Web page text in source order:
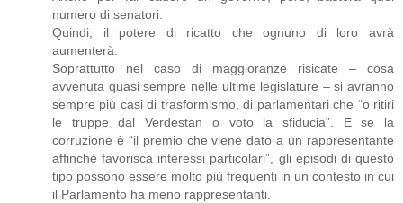
numero di senatori.
Quindi, il potere di ricatto che ognuno di loro avrà
aumenterà.
Soprattutto nel caso di maggioranze risicate – cosa
avvenuta quasi sempre nelle ultime legislature – si avranno
sempre più casi di trasformismo, di parlamentari che “o ritiri
le truppe dal Verdestan o voto la sfiducia”. E se la
corruzione è “il premio che viene dato a un rappresentante
affinché favorisca interessi particolari”, gli episodi di questo
tipo possono essere molto più frequenti in un contesto in cui
il Parlamento ha meno rappresentanti.